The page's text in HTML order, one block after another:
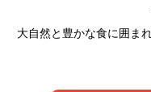
大自然と豊かな食に囲ま